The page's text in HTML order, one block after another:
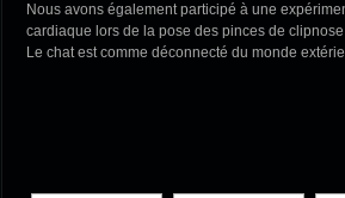
Nous avons également participé à une
cardiaque lors de la pose des pinces de
Le chat est comme déconnecté du monde